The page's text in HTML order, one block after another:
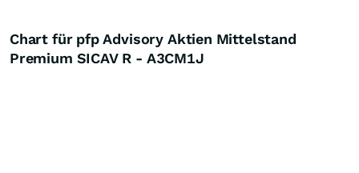
Chart für pfp Advisory Aktien Mittelstand
Premium SICAV R - A3CM1J